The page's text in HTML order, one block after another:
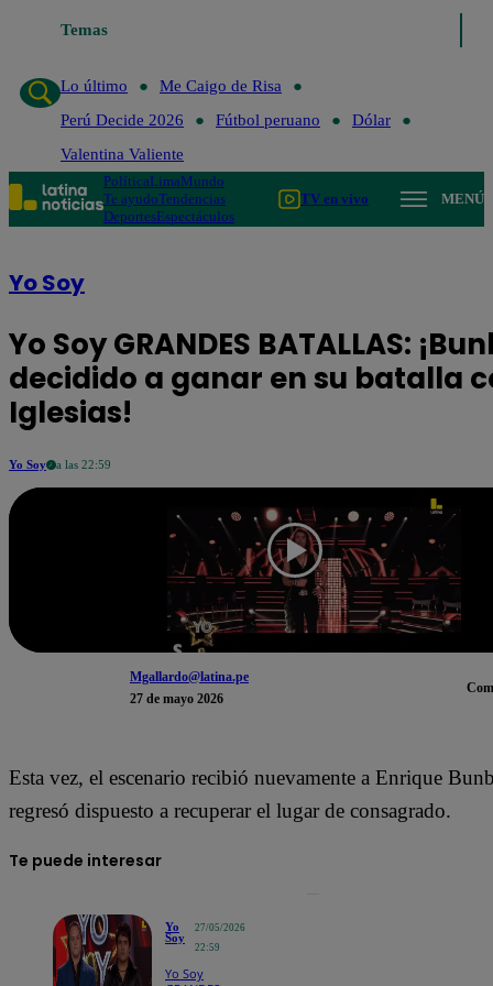
Temas
Lo último
Me Caigo de Risa
Perú Decide 2026
Fútbol peruano
Dólar
Valentina Valiente
PolíticaLimaMundo
Te ayudoTendencias
DeportesEspectáculos
TV en vivo MENÚ
Yo Soy
Yo Soy GRANDES BATALLAS:
decidido a ganar en su batalla
Iglesias!
Yo Soy a las 22:59
Mgallardo@latina.pe
27 de mayo 2026
Esta vez, el escenario recibió nuevamente a Enrique
regresó dispuesto a recuperar el lugar de consagrado.
Te puede interesar
Yo
Soy
27/05/2026
22:59
Yo Soy